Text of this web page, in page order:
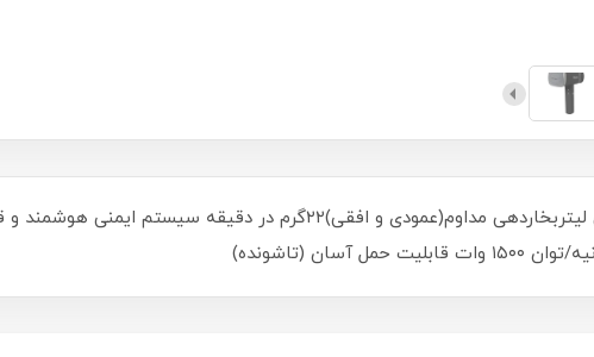
مخزن آب جدا شونده با ظرفیت ١۴٠میلی لیتربخاردهی مداوم(عمودی و